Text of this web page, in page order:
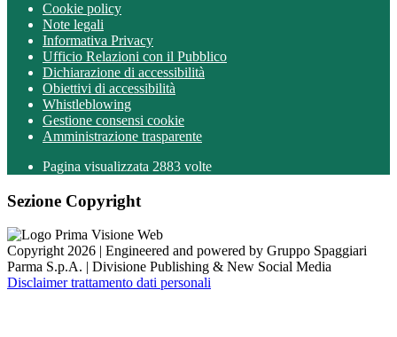
Cookie policy
Note legali
Informativa Privacy
Ufficio Relazioni con il Pubblico
Dichiarazione di accessibilità
Obiettivi di accessibilità
Whistleblowing
Gestione consensi cookie
Amministrazione trasparente
Pagina visualizzata 2883 volte
Sezione Copyright
Copyright 2026 | Engineered and powered by Gruppo Spaggiari
Parma S.p.A. | Divisione Publishing & New Social Media
Disclaimer trattamento dati personali